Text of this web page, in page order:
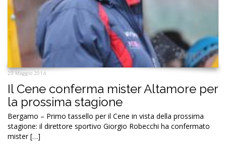
23 Maggio 2014
Il Cene conferma mister Altamore per
la prossima stagione
Bergamo – Primo tassello per il Cene in vista della prossima
stagione: il direttore sportivo Giorgio Robecchi ha confermato
mister […]